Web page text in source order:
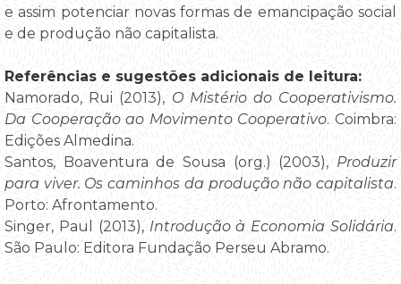
e assim potenciar novas formas de emancipação social
e de produção não capitalista.
Referências e sugestões adicionais de leitura:
Namorado, Rui (2013), O Mistério do Cooperativismo.
Da Cooperação ao Movimento Cooperativo. Coimbra:
Edições Almedina.
Santos, Boaventura de Sousa (org.) (2003), Produzir
para viver. Os caminhos da produção não capitalista.
Porto: Afrontamento.
Singer, Paul (2013), Introdução à Economia Solidária.
São Paulo: Editora Fundação Perseu Abramo.